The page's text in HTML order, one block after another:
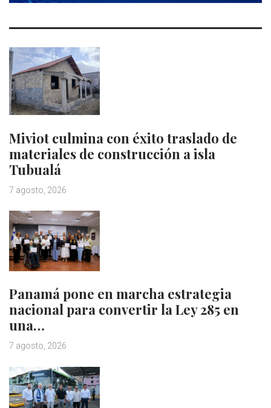
Miviot culmina con éxito traslado de
materiales de construcción a isla
Tubualá
7 agosto, 2026
Panamá pone en marcha estrategia
nacional para convertir la Ley 285 en
una…
7 agosto, 2026